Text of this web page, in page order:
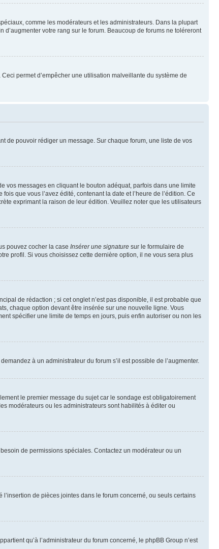
comme les modérateurs et les administrateurs. Dans la plupart
votre rang sur le forum. Beaucoup de forums ne toléreront
permet d’empêcher une utilisation malveillante du système de
de pouvoir rédiger un message. Sur chaque forum, une liste de vos
vos messages en cliquant le bouton adéquat, parfois dans une limite
que vous l’avez édité, contenant la date et l’heure de l’édition. Ce
exprimant la raison de leur édition. Veuillez noter que les utilisateurs
pouvez cocher la case Insérer une signature sur le formulaire de
profil. Si vous choisissez cette dernière option, il ne vous sera plus
de rédaction ; si cet onglet n’est pas disponible, il est probable que
chaque option devant être insérée sur une nouvelle ligne. Vous
spécifier une limite de temps en jours, puis enfin autoriser ou non les
à un administrateur du forum s’il est possible de l’augmenter.
le premier message du sujet car le sondage est obligatoirement
modérateurs ou les administrateurs sont habilités à éditer ou
de permissions spéciales. Contactez un modérateur ou un
de pièces jointes dans le forum concerné, ou seuls certains
qu’à l’administrateur du forum concerné, le phpBB Group n’est